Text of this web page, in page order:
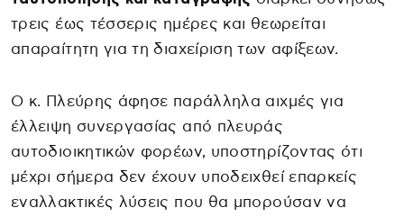
τρεις έως τέσσερις ημέρες και θεωρείται
απαραίτητη για τη διαχείριση των αφίξεων.
Ο κ. Πλεύρης άφησε παράλληλα αιχμές για
έλλειψη συνεργασίας από πλευράς
αυτοδιοικητικών φορέων, υποστηρίζοντας ότι
μέχρι σήμερα δεν έχουν υποδειχθεί επαρκείς
εναλλακτικές λύσεις που θα μπορούσαν να